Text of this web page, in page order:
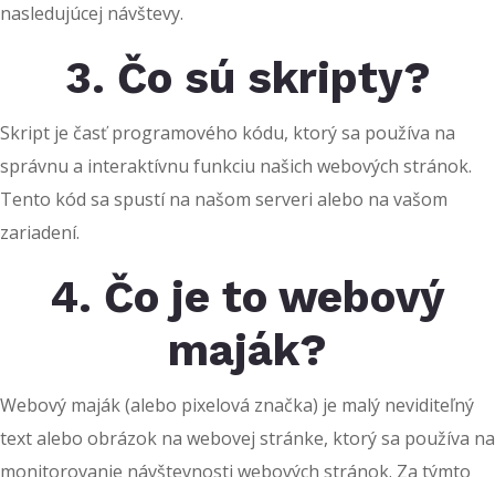
nasledujúcej návštevy.
3. Čo sú skripty?
Skript je časť programového kódu, ktorý sa používa na
správnu a interaktívnu funkciu našich webových stránok.
Tento kód sa spustí na našom serveri alebo na vašom
zariadení.
4. Čo je to webový
maják?
Webový maják (alebo pixelová značka) je malý neviditeľný
text alebo obrázok na webovej stránke, ktorý sa používa na
monitorovanie návštevnosti webových stránok. Za týmto